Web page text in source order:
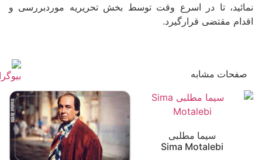
نمائید، تا در اسرع وقت توسط بخش تحریریه موردبررسی و
اقدام مقتضی قرارگیرد.
صفحات مشابه
سیما مطلبی
Sima Motalebi